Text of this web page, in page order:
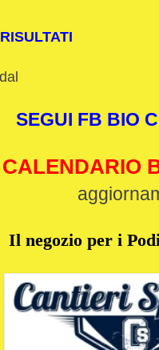
RISULTATI
SEGUI FB BIO
CALENDARIO
Il negozio per i